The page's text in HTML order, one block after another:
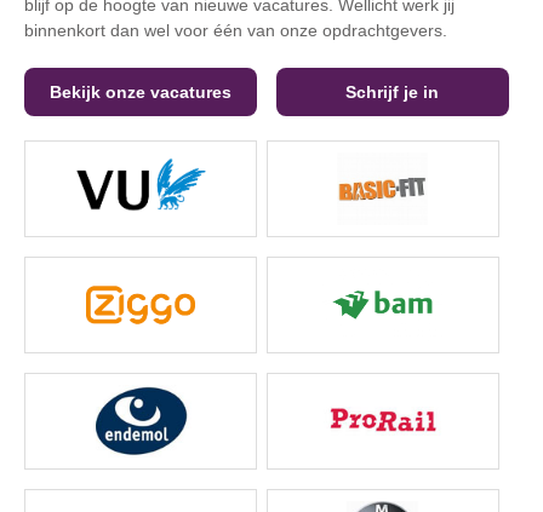
blijf op de hoogte van nieuwe vacatures. Wellicht werk jij
binnenkort dan wel voor één van onze opdrachtgevers.
Bekijk onze vacatures Schrijf je in